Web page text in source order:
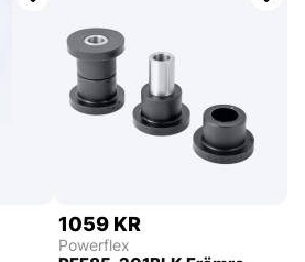
1059 KR
Powerflex